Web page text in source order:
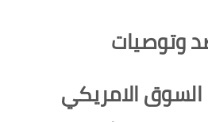
وتوصيات
الامريكي